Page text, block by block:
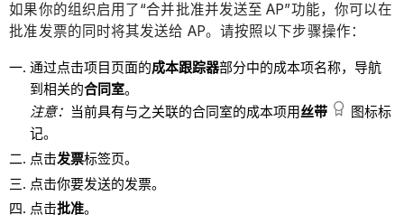
如果你的组织启用了“合并批准并发送至 AP”功能，你可以在
批准发票的同时将其发送给 AP。请按照以下步骤操作：
通过点击项目页面的成本跟踪器部分中的成本项名称，导航
到相关的合同室。
注意： 当前具有与之关联的合同室的成本项用丝带
图标标
记。
点击发票标签页。
点击你要发送的发票。
点击批准。